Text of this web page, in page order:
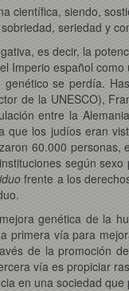
científica, siendo,
seriedad y
es decir, la
Imperio español
se perdía.
de la UNESCO),
entre la
los judíos eran
60.000
según
frente a los
genética de la
primera vía para
de la promoción
vía es propiciar
en una sociedad